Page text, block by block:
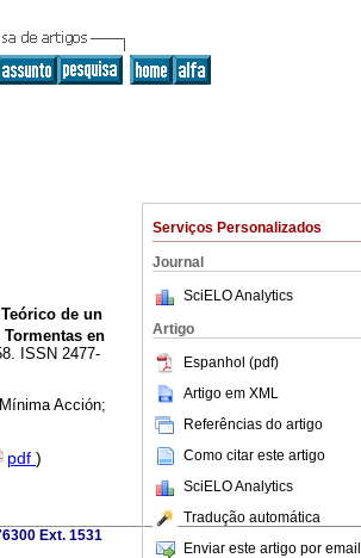
Serviços Personalizados
Journal
SciELO Analytics
Artigo
Espanhol (pdf)
Artigo em XML
Referências do artigo
Como citar este artigo
SciELO Analytics
Tradução automática
Enviar este artigo por email
de un
en
ISSN 2477-
Acción;
pdf )
Ext. 1531